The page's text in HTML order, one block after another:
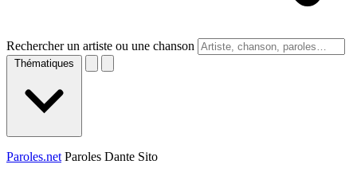
Rechercher un artiste ou une chanson
Thématiques
Paroles.net Paroles Dante Sito